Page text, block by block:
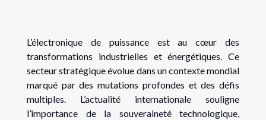
L’électronique de puissance est au cœur des
transformations industrielles et énergétiques. Ce
secteur stratégique évolue dans un contexte mondial
marqué par des mutations profondes et des défis
multiples. L’actualité internationale souligne
l’importance de la souveraineté technologique,